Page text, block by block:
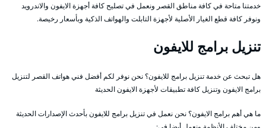
خدمتنا متاحة في كافة مناطق القصر ونعمل في تصليح كافة أجهزة الايفون والاندرويد
ونوفر كافة قطع الغيار الأصلية لأجهزة التابلت والهواتف الذكية وبأسعار رخيصة.
تنزيل برامج للايفون
هل تبحث عن خدمة تنزيل برامج للايفون؟ نحن نوفر لكم أفضل فني هواتف القصر لتنزيل
برامج الايفون وتنزيل كافة تطبيقات لأجهزة الايفون الحديثة
ما هي أهم برامج الايفون؟ نحن نعمل في تنزيل برامج للايفون بأحدث الإصدارات الحديثة